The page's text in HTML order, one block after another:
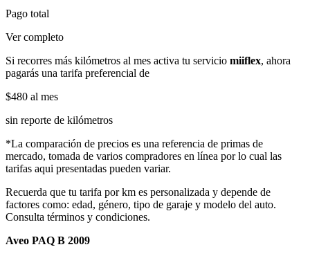
Pago total
Ver completo
Si recorres más kilómetros al mes activa tu servicio miiflex, ahora
pagarás una tarifa preferencial de
$480 al mes
sin reporte de kilómetros
*La comparación de precios es una referencia de primas de
mercado, tomada de varios compradores en línea por lo cual las
tarifas aqui presentadas pueden variar.
Recuerda que tu tarifa por km es personalizada y depende de
factores como: edad, género, tipo de garaje y modelo del auto.
Consulta términos y condiciones.
Aveo PAQ B 2009